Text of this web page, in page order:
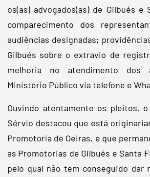
os(as) advogados(as) de Gilbués e
comparecimento dos
audiências designadas;
Gilbués sobre o extravio de
melhoria no atendimento dos
Ministério Público via telefone e
Ouvindo atentamente os pleitos,
Sérvio destacou que está
Promotoria de Oeiras, e que
as Promotorias de Gilbués e Santa
pelo qual não tem conseguido dar